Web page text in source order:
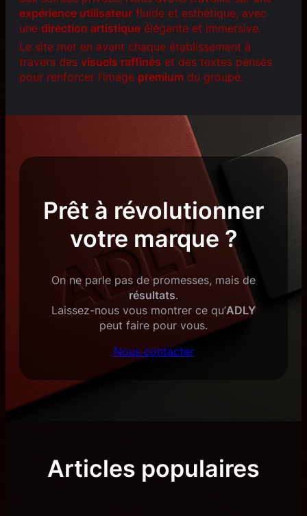
expérience utilisateur fluide et esthétique, avec
une direction artistique élégante et immersive.
Le site met en avant chaque établissement à
travers des visuels raffinés et des textes pensés
pour renforcer l’image premium du groupe.
Prêt à révolutionner
votre marque ?
On ne parle pas de promesses, mais de
résultats.
Laissez-nous vous montrer ce qu’ADLY
peut faire pour vous.
Nous contacter
Articles populaires